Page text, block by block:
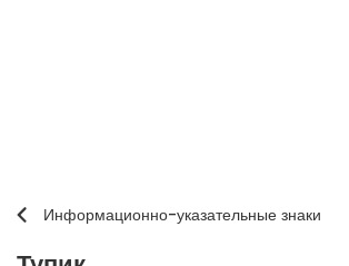
Информационно-указательные знаки